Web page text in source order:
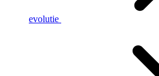
evolutie